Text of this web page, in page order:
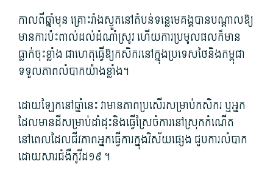
កាលពី​ឆ្នាំមុន គ្រោះ​រាំងស្ងួត​នៅ​តំបន់​ទន្លេមេគង្គ​បាន​បណ្តាល​ឱ្យ​
មានការ​ប៉ះពាល់​ដល់​ដំណាំស្រូវ ហើយ​ការ​ប្រមូល​ផល​ក៏​មាន​
ធ្លាក់ចុះ​ខ្លាំង ជាហេតុ​ធ្វើ​ឱ្យ​កសិករ​នៅក្នុង​ប្រទេស​ថៃ​និង​កម្ពុជា
ទទួល​ភាព​លំបាក​យ៉ាង​ខ្លាំង។
ដោយឡែក​នៅ​ឆ្នាំនេះ វា​មាន​ភាព​ប្រសើរ​សម្រាប់​កសិករ ឬអ្នក​
ដែល​មាន​ដី​សម្រាប់​ដាំដុះ​និង​ធ្វើស្រែ​ចំការ​នៅ​ស្រុកកំណើត
នៅពេល​ដែល​ជីវភាព​អ្នកធ្វើការ​ក្នុង​វិស័យ​ផ្សេង ជួប​ការ​លំបាក​
ដោយសារ​ជំងឺ​កូ​វីដ១៩ ។